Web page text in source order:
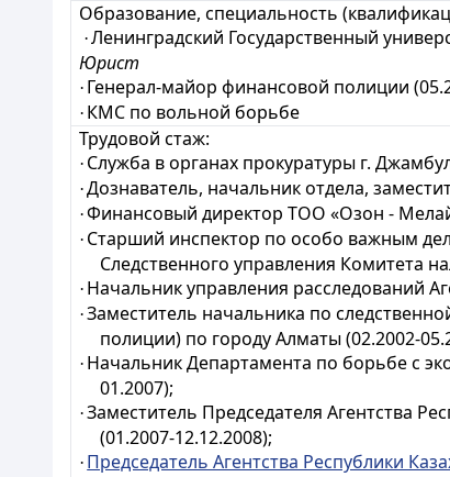
Образование, специальность
·Ленинградский Государственный
Юрист
· Генерал-майор финансовой полиции
· КМС по вольной борьбе
Трудовой стаж:
· Служба в органах прокуратуры г.
·Дознаватель, начальник отдела,
·Финансовый директор ТОО «Озон -
· Старший инспектор по особо важным
Следственного управления Комитета
· Начальник управления расследований
·Заместитель начальника по
полиции) по городу Алматы(02.2002-
· Начальник Департамента по борьбе с
01.2007);
·Заместитель Председателя Агентства
(01.2007-12.12.2008);
· Председатель Агентства Республики